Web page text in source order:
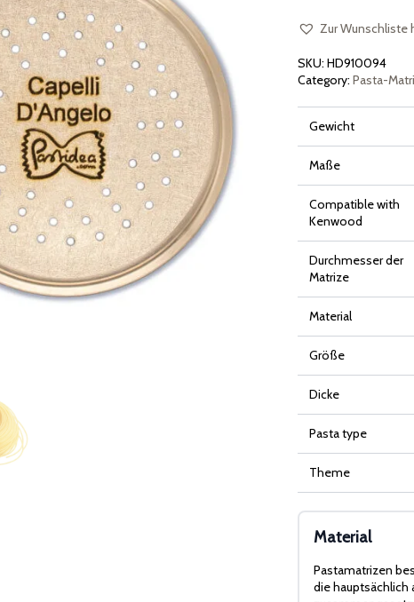
1,2mmZur Wunschliste
SKU: HD910094
Category: Pasta-
Gewicht
Maße
Compatible with
Kenwood
Durchmesser der
Matrize
Material
Größe
Dicke
Pasta type
Theme
Material
Pastamatrizen
die hauptsächlich